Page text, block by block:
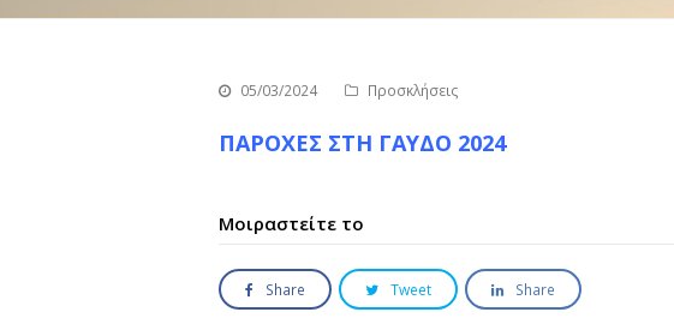
05/03/2024 Προσκλήσεις
ΠΑΡΟΧΕΣ ΣΤΗ ΓΑΥΔΟ 2024
Μοιραστείτε το
Share Tweet Share